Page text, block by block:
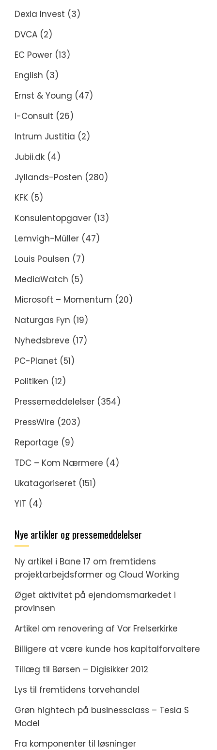
Dexia Invest (3)
DVCA (2)
EC Power (13)
English (3)
Ernst & Young (47)
I-Consult (26)
Intrum Justitia (2)
Jubii.dk (4)
Jyllands-Posten (280)
KFK (5)
Konsulentopgaver (13)
Lemvigh-Müller (47)
Louis Poulsen (7)
MediaWatch (5)
Microsoft – Momentum (20)
Naturgas Fyn (19)
Nyhedsbreve (17)
PC-Planet (51)
Politiken (12)
Pressemeddelelser (354)
PressWire (203)
Reportage (9)
TDC – Kom Nærmere (4)
Ukatagoriseret (151)
YIT (4)
Nye artikler og pressemeddelelser
Ny artikel i Bane 17 om fremtidens
projektarbejdsformer og Cloud Working
Øget aktivitet på ejendomsmarkedet i
provinsen
Artikel om renovering af Vor Frelserkirke
Billigere at være kunde hos kapitalforvaltere
Tillæg til Børsen – Digisikker 2012
Lys til fremtidens torvehandel
Grøn hightech på businessclass – Tesla S
Model
Fra komponenter til løsninger